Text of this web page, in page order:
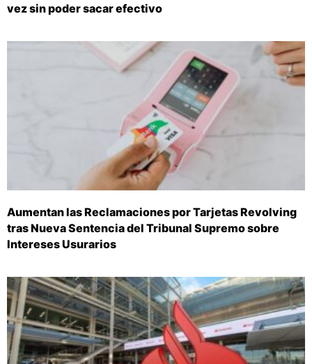
vez sin poder sacar efectivo
Aumentan las Reclamaciones por Tarjetas Revolving
tras Nueva Sentencia del Tribunal Supremo sobre
Intereses Usurarios